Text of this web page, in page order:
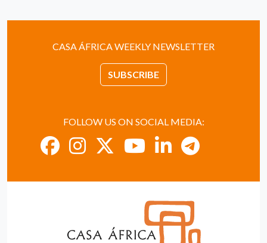
CASA ÁFRICA WEEKLY NEWSLETTER
SUBSCRIBE
FOLLOW US ON SOCIAL MEDIA: